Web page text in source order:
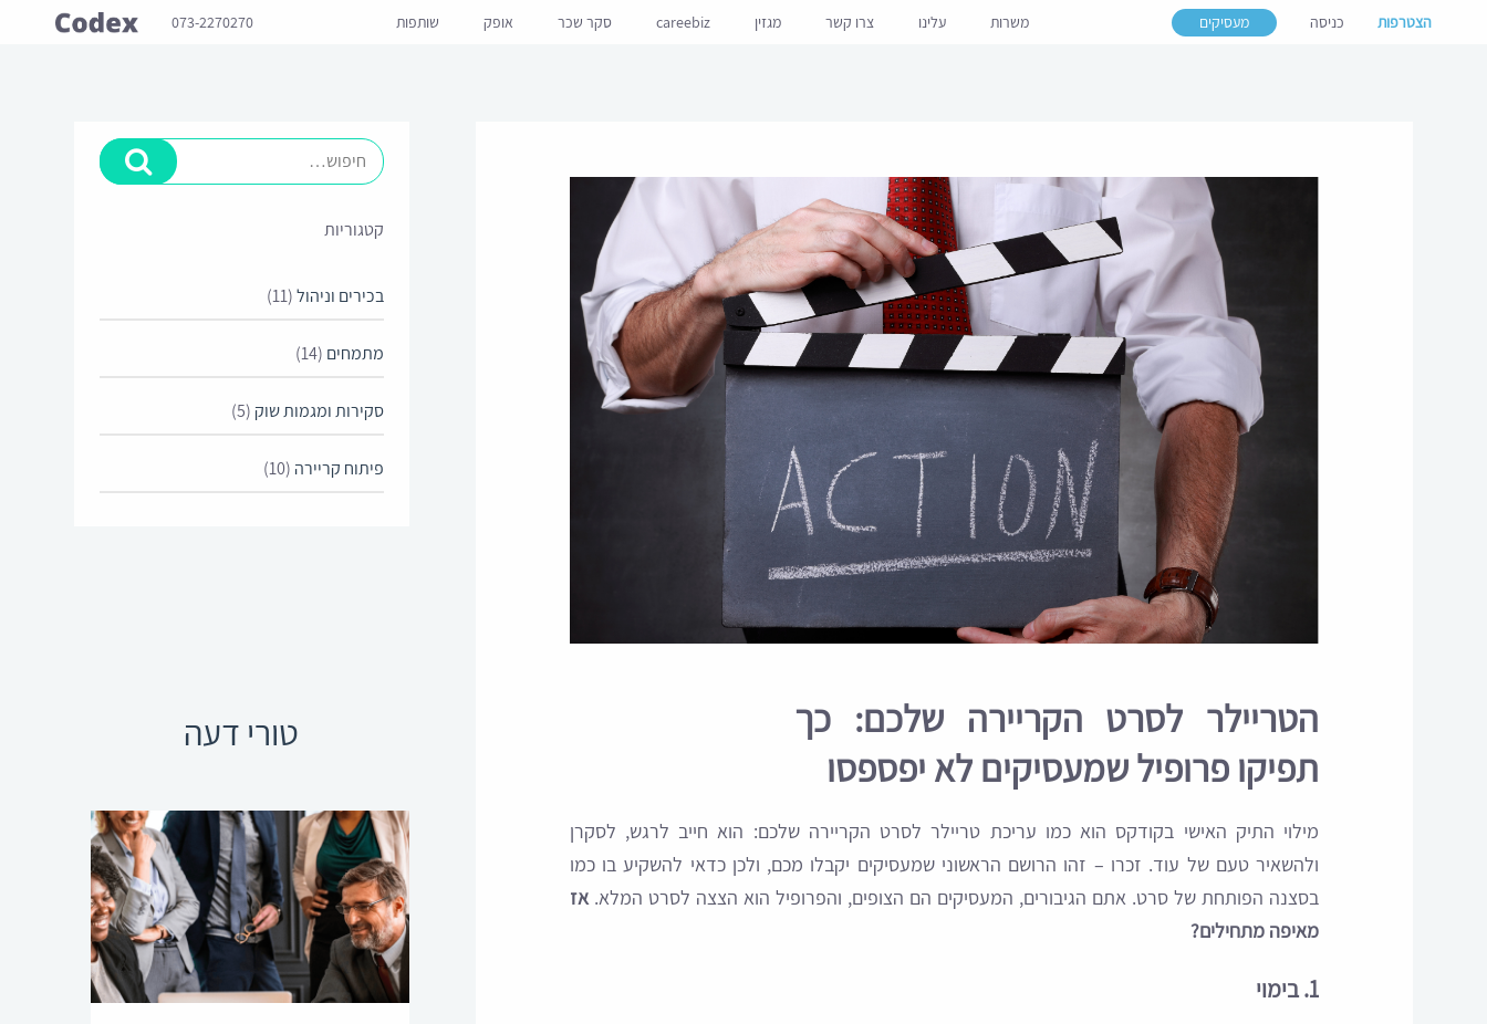
הצטרפות כניסה מעסיקים משרות עלינו צרו קשר מגזין careebiz סקר שכר אופק שותפות 073-2270270
הטריילר לסרט הקריירה שלכם: כך
תפיקו פרופיל שמעסיקים לא יפספסו
מילוי התיק האישי בקודקס הוא כמו עריכת טריילר לסרט הקריירה שלכם: הוא חייב לרגש, לסקרן
ולהשאיר טעם של עוד. זכרו – זהו הרושם הראשוני שמעסיקים יקבלו מכם, ולכן כדאי להשקיע בו כמו
בסצנה הפותחת של סרט. אתם הגיבורים, המעסיקים הם הצופים, והפרופיל הוא הצצה לסרט המלא.אז
מאיפה מתחילים?
1. בימוי
קטגוריות
בכירים וניהול(11)
מתמחים (14)
סקירות ומגמות שוק (5)
פיתוח קריירה (10)
טורי דעה